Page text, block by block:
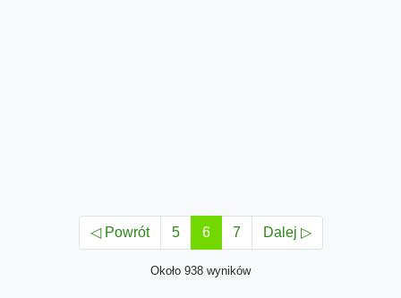
◁ Powrót 5 6 7 Dalej ▷
Około 938 wyników